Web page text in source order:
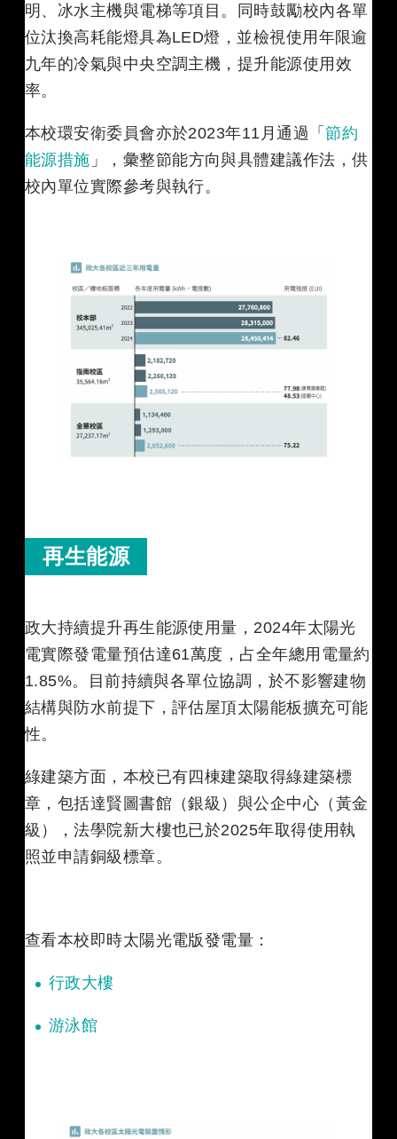
明、冰水主機與電梯等項目。同時鼓勵校內各單
位汰換高耗能燈具為LED燈，並檢視使用年限逾
九年的冷氣與中央空調主機，提升能源使用效
率。
本校環安衛委員會亦於2023年11月通過「節約
能源措施 」，彙整節能方向與具體建議作法，供
校內單位實際參考與執行。
再生能源
政大持續提升再生能源使用量，2024年太陽光
電實際發電量預估達61萬度，占全年總用電量約
1.85%。目前持續與各單位協調，於不影響建物
結構與防水前提下，評估屋頂太陽能板擴充可能
性。
綠建築方面，本校已有四棟建築取得綠建築標
章，包括達賢圖書館（銀級）與公企中心（黃金
級），法學院新大樓也已於2025年取得使用執
照並申請銅級標章。
查看本校即時太陽光電版發電量：
行政大樓
游泳館